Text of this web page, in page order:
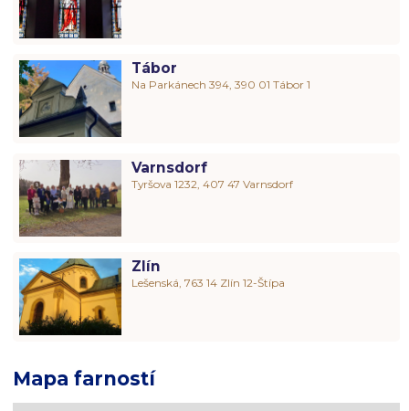
Tábor
Na Parkánech 394, 390 01 Tábor 1
Varnsdorf
Tyršova 1232, 407 47 Varnsdorf
Zlín
Lešenská, 763 14 Zlín 12-Štípa
Mapa farností